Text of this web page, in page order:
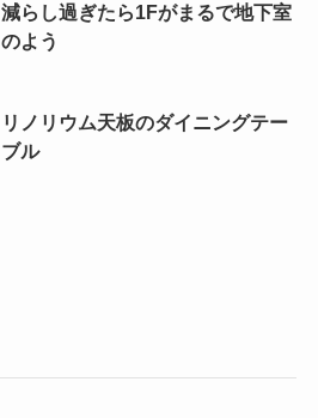
減らし過ぎたら1Fがまるで地下室
のよう
リノリウム天板のダイニングテー
ブル